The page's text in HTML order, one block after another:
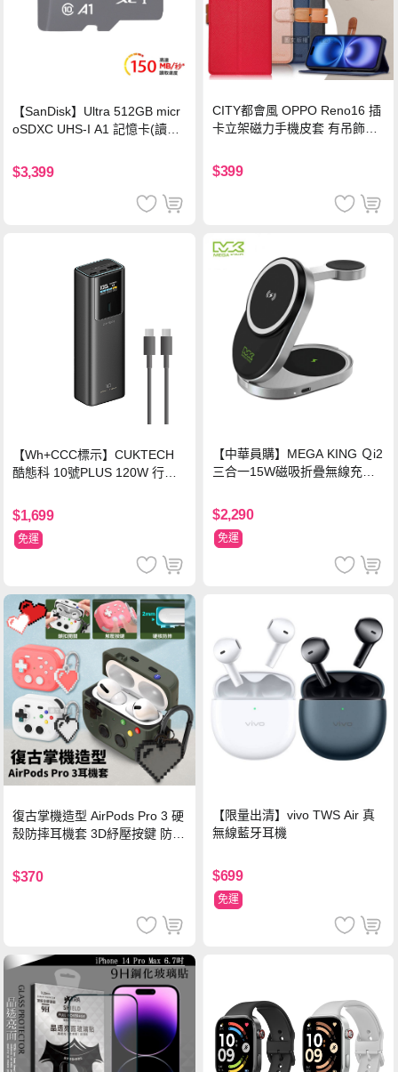
【SanDisk】Ultra 512GB micr
oSDXC UHS-I A1 記憶卡(讀取
$3,399
CITY都會風 OPPO Reno16 插
卡立架磁力手機皮套 有吊飾孔
$399
【Wh+CCC標示】CUKTECH
酷態科 10號PLUS 120W 行動
色
$1,699
免運
【中華員購】MEGA KING Ｑi2
三合一15W磁吸折疊無線充電
$2,290
免運
復古掌機造型 AirPods Pro 3 硬
殼防摔耳機套 3D紓壓按鍵 防開
$370
【限量出清】vivo TWS Air 真
無線藍牙耳機
$699
免運